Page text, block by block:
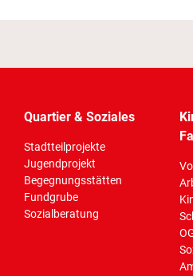
Quartier & Soziales
Stadtteilprojekte
Jugendprojekt
Begegnungsstätten
Fundgrube
Sozialberatung